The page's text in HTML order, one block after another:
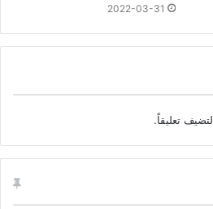
2022-03-31
لتضيف تعليقاً.